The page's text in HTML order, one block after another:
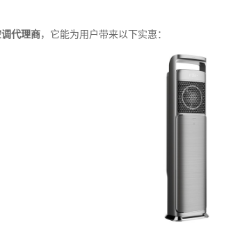
代理商，它能为用户带来以下实惠：